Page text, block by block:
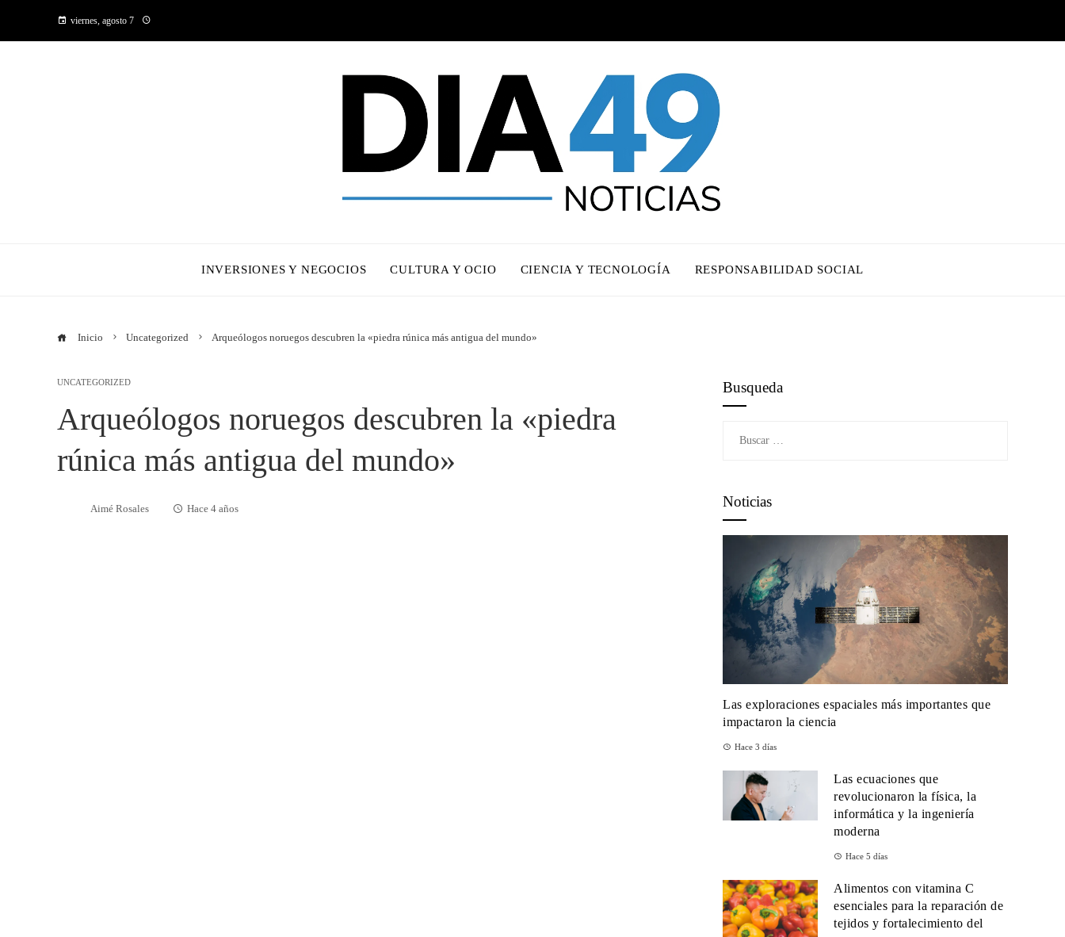
viernes, agosto 7
INVERSIONES Y NEGOCIOS CULTURA Y OCIO CIENCIA Y TECNOLOGÍA RESPONSABILIDAD SOCIAL
Inicio Uncategorized Arqueólogos noruegos descubren la «piedra rúnica más antigua del mundo»
UNCATEGORIZED
Arqueólogos noruegos descubren la «piedra
rúnica más antigua del mundo»
Aimé Rosales Hace 4 años
Busqueda
Noticias
Las exploraciones espaciales más importantes que
impactaron la ciencia
Hace 3 días
Las ecuaciones que
revolucionaron la física, la
informática y la ingeniería
moderna
Hace 5 días
Alimentos con vitamina C
esenciales para la reparación de
tejidos y fortalecimiento del